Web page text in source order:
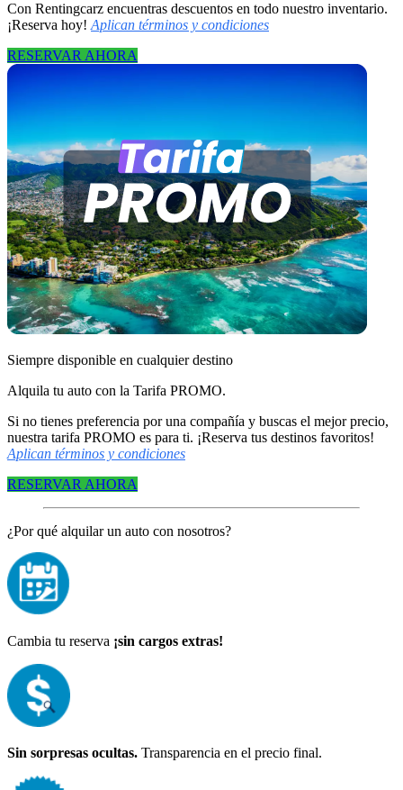
Con Rentingcarz encuentras descuentos en todo nuestro inventario.
¡Reserva hoy!Aplican términos y condiciones
RESERVAR AHORA
Siempre disponible en cualquier destino
Alquila tu auto con la Tarifa PROMO.
Si no tienes preferencia por una compañía y buscas el mejor precio,
nuestra tarifa PROMO es para ti. ¡Reserva tus destinos favoritos!
Aplican términos y condiciones
RESERVAR AHORA
¿Por qué alquilar un auto con nosotros?
Cambia tu reserva ¡sin cargos extras!
Sin sorpresas ocultas. Transparencia en el precio final.